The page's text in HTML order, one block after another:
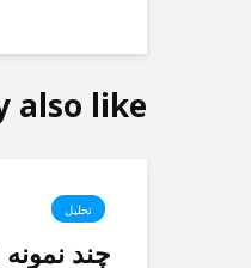
also like
تحلیل
چند